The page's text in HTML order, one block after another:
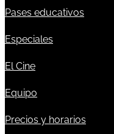
Pases educativos
Especiales
El Cine
Equipo
Precios y horarios